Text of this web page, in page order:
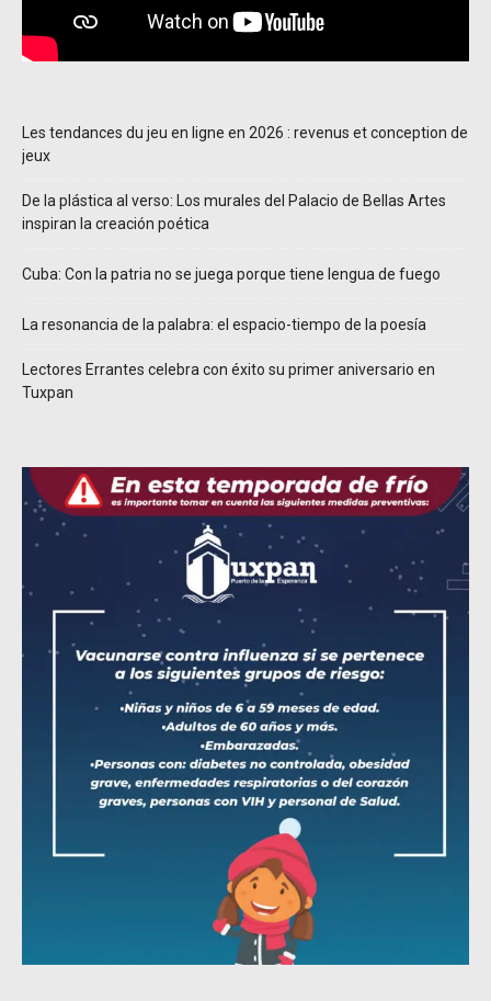
Les tendances du jeu en ligne en 2026 : revenus et conception de
jeux
De la plástica al verso: Los murales del Palacio de Bellas Artes
inspiran la creación poética
Cuba: Con la patria no se juega porque tiene lengua de fuego
La resonancia de la palabra: el espacio-tiempo de la poesía
Lectores Errantes celebra con éxito su primer aniversario en
Tuxpan